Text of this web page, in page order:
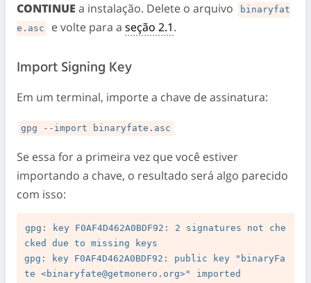
CONTINUE a instalação. Delete o arquivo
binaryfat
e.asc
e volte para aseção 2.1.
Import Signing Key
Em um terminal, importe a chave de assinatura:
gpg --import binaryfate.asc
Se essa for a primeira vez que você estiver
importando a chave, o resultado será algo parecido
com isso:
gpg: key F0AF4D462A0BDF92: 2 signatures not che
cked due to missing keys
gpg: key F0AF4D462A0BDF92: public key "binaryFa
te <binaryfate@getmonero.org>" imported